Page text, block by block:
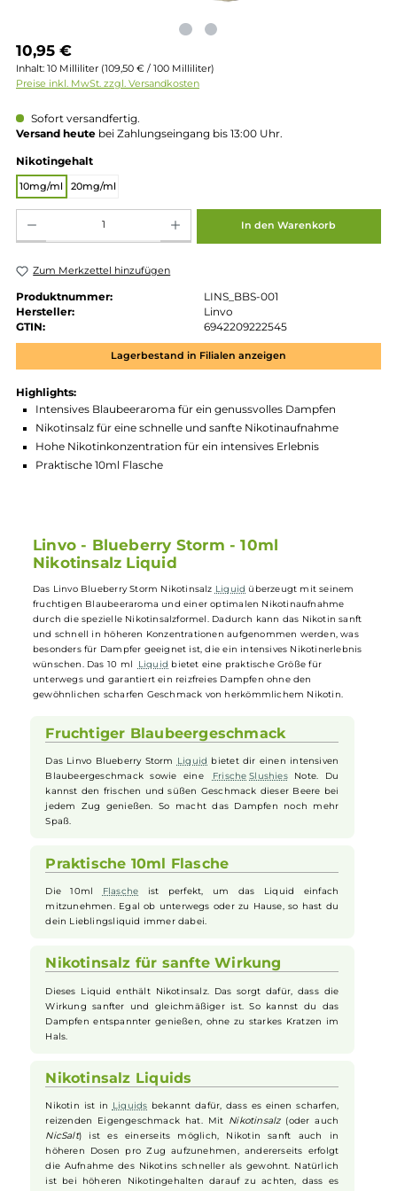
Inhalt:10 Milliliter(109,50 € / 100 Milliliter)
Preise inkl. MwSt. zzgl. Versandkosten
Sofort versandfertig.
Versand heutebei Zahlungseingang bis 13:00 Uhr.
Nikotingehaltauswählen
In den Warenkorb
Zum Merkzettel hinzufügen
Produktnummer:
LINS_BBS-001
Hersteller:
GTIN:
6942209222545
Lagerbestand in Filialen anzeigen
Hohe Nikotinkonzentration für ein intensives Erlebnis
Praktische 10ml Flasche
Linvo - Blueberry Storm - 10ml
Nikotinsalz Liquid
Das Linvo Blueberry Storm Nikotinsalz Liquidüberzeugt mit seinem
durch die spezielle Nikotinsalzformel. Dadurch kann das Nikotin
besonders für Dampfer geeignet ist, die ein intensives
wünschen. Das 10 ml Liquidbietet eine praktische Größe für
unterwegs und garantiert ein reizfreies Dampfen ohne den
gewöhnlichen scharfen Geschmack von herkömmlichem Nikotin.
Fruchtiger Blaubeergeschmack
Das Linvo Blueberry StormLiquid bietet dir einen intensiven
Blaubeergeschmack sowie eine Frische SlushiesNote. Du
kannst den frischen und süßen Geschmack dieser Beere bei
Spaß.
Praktische 10ml Flasche
Die 10ml
Nikotinsalz für sanfte Wirkung
Dieses Liquid enthält Nikotinsalz. Das sorgt dafür, dass die
Wirkung sanfter und gleichmäßiger ist. So kannst du das
Dampfen entspannter genießen, ohne zu starkes Kratzen im